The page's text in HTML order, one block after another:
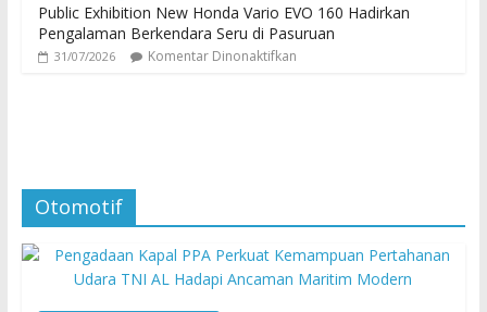
Public Exhibition New Honda Vario EVO 160 Hadirkan
Pengalaman Berkendara Seru di Pasuruan
31/07/2026 Komentar Dinonaktifkan
Otomotif